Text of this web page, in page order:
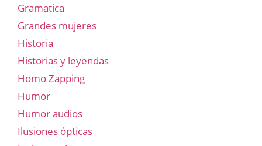
Gramatica
Grandes mujeres
Historia
Historias y leyendas
Homo Zapping
Humor
Humor audios
Ilusiones ópticas